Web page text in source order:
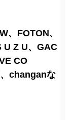
、FOTON、
U Z U、GAC
CO
changanな